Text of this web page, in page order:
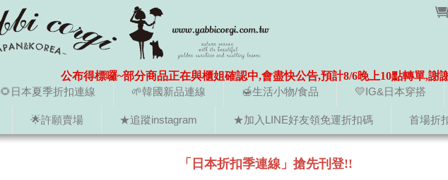
🌻日本夏季折扣連線 🌱韓國新品連線 🍯生活小物/食品 💛IG&日本穿搭
🌟許願賣場 ★追蹤instagram ★加入LINE好友領免運折扣碼 首場折
公布得標囉~部分商品正在與櫃姐確認中,會盡快公告,預計8/6晚上10點轉單,